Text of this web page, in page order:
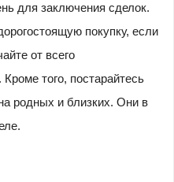
для заключения сделок.
покупку, если
от всего
того, постарайтесь
родных и близких. Они в